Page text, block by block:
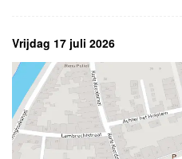
Vrijdag 17 juli 2026